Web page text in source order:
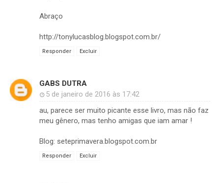
Abraço
http://tonylucasblog.blogspot.com.br/
Responder Excluir
GABS DUTRA
5 de janeiro de 2016 às 17:42
au, parece ser muito picante esse livro, mas não faz
meu gênero, mas tenho amigas que iam amar !
Blog: seteprimavera.blogspot.com.br
Responder Excluir